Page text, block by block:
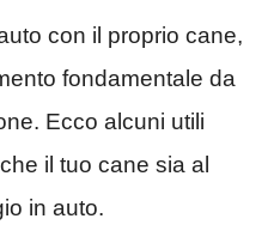
con il proprio cane,
fondamentale da
Ecco alcuni utili
il tuo cane sia al
in auto.